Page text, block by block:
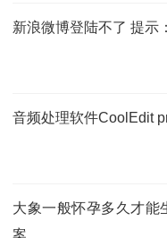
新浪微博登陆不了 提示
音频处理软件CoolEdit
大象一般怀孕多久才能
案